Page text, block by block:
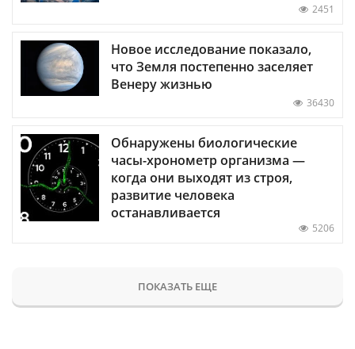
2451
Новое исследование показало,
что Земля постепенно заселяет
Венеру жизнью
36430
Обнаружены биологические
часы-хронометр организма —
когда они выходят из строя,
развитие человека
останавливается
5206
ПОКАЗАТЬ ЕЩЕ